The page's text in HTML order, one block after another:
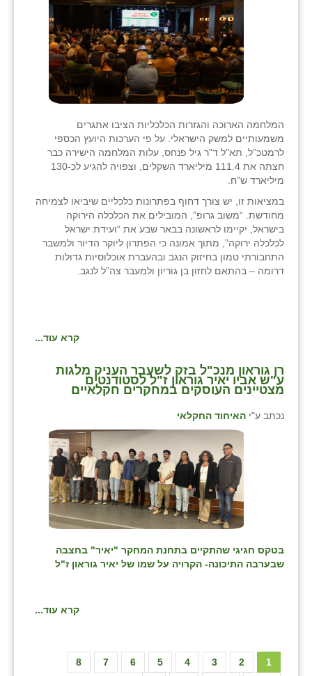
המלחמה הארוכה והגזרות הכלכליות הציבו אתגרים
משמעותיים למשק הישראלי. על פי הערכות היועץ הכספי
לרמטכ”ל, תא”ל ד”ר גיל פנחס, עלות המלחמה הישירה כבר
חצתה את 111.4 מיליארד השקלים, וצפויה להגיע לכ-130
מיליארד ש”ח.
במציאות זו, יש צורך דחוף בפתרונות כלכליים שיביאו לצמיחה
מחודשת. “משוב גרופ”, המובילים את הכלכלה הירוקה
בישראל, יקיימו לראשונה בבאר שבע את “ועידת ישראל
לכלכלה ירוקה”, מתוך אמונה כי הפתרון ליוקר הדיור ולמשבר
התחבורתי טמון בחיזוק הנגב ובהעברת אוכלוסיות גדולות
דרומה – בהתאם לחזון בן גוריון ולמעבר צה”ל לנגב.
קרא עוד...
רן גוראון מנכ"ל בזק לשעבר העניק מלגות
ע"ש אביו יאיר גוראון ז"ל לסטודנטים
מצטיינים העוסקים במחקרים חקלאיים
נכתב ע"י האיחוד החקלאי
בטקס חגיגי שהתקיים בתחנת המחקר "יאיר" בחצבה
שבערבה התיכונה- הקרויה על שמו של יאיר גוראון ז"ל
קרא עוד...
1
2
3
4
5
6
7
8